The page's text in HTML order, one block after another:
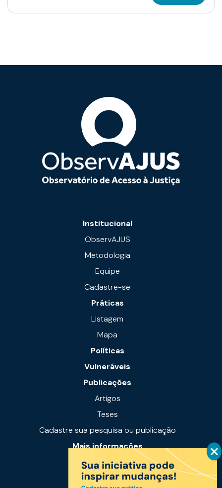
Institucional
ObservAJUS
Metodologia
Equipe
Cadastre-se
Práticas
Listagem
Mapa
Políticas
Vulneráveis
Publicações
Artigos
Teses
Cadastre sua pesquisa ou publicação
Mais informações
Notícias
Links úteis